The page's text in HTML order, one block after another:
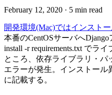
February 12, 2020 · 5 min read
開発環境(Mac)ではインスト
本番のCentOSサーバへ
install -r requirements.txt でラ
ところ、依存ライブラリ・
エラーが発生。インストール
に記載する。